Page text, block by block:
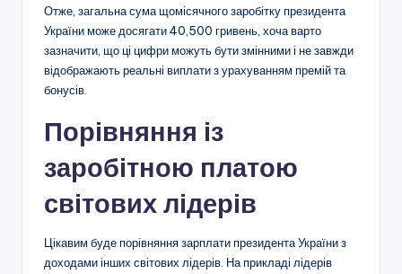
Отже, загальна сума щомісячного заробітку президента
України може досягати 40,500 гривень, хоча варто
зазначити, що ці цифри можуть бути змінними і не завжди
відображають реальні виплати з урахуванням премій та
бонусів.
Порівняння із
заробітною платою
світових лідерів
Цікавим буде порівняння зарплати президента України з
доходами інших світових лідерів. На прикладі лідерів